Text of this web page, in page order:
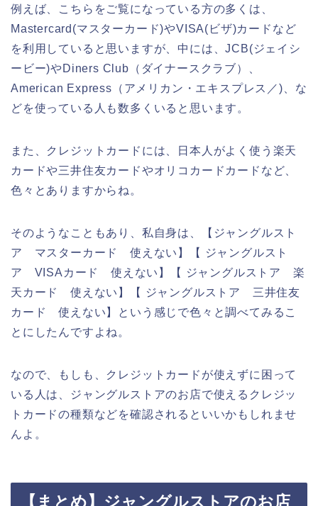
例えば、こちらをご覧になっている方の多くは、
Mastercard(マスターカード)やVISA(ビザ)カードなど
を利用していると思いますが、中には、JCB(ジェイシ
ービー)やDiners Club（ダイナースクラブ）、
American Express（アメリカン・エキスプレス／)、な
どを使っている人も数多くいると思います。
また、クレジットカードには、日本人がよく使う楽天
カードや三井住友カードやオリコカードカードなど、
色々とありますからね。
そのようなこともあり、私自身は、【ジャングルスト
ア マスターカード 使えない】【 ジャングルスト
ア VISAカード 使えない】【 ジャングルストア 楽
天カード 使えない】【 ジャングルストア 三井住友
カード 使えない】という感じで色々と調べてみるこ
とにしたんですよね。
なので、もしも、クレジットカードが使えずに困って
いる人は、ジャングルストアのお店で使えるクレジッ
トカードの種類などを確認されるといいかもしれませ
んよ。
【まとめ】ジャングルストアのお店